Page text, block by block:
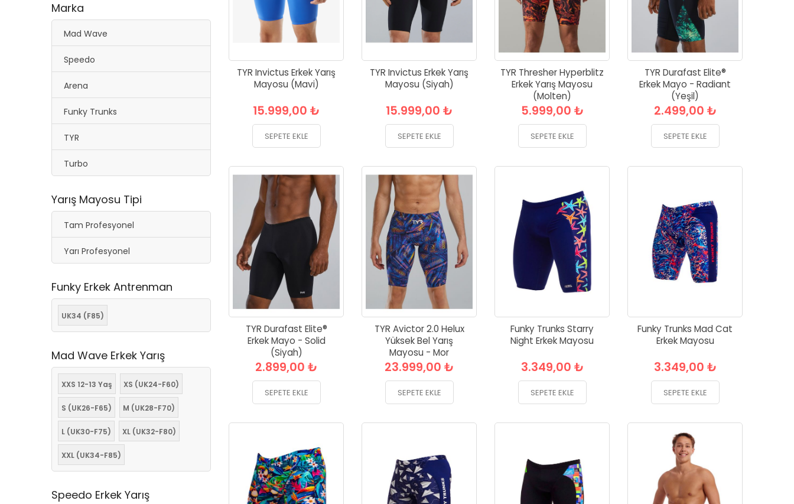
TYR Invictus Erkek Yarış
Mayosu (Mavi)
15.999,00 ₺
SEPETE EKLE
TYR Invictus Erkek Yarış
Mayosu (Siyah)
15.999,00 ₺
SEPETE EKLE
TYR Thresher Hyperblitz
Erkek Yarış Mayosu
(Molten)
5.999,00 ₺
SEPETE EKLE
TYR Durafast Elite®
Erkek Mayo - Radiant
(Yeşil)
2.499,00 ₺
SEPETE EKLE
TYR Durafast Elite®
Erkek Mayo - Solid
(Siyah)
2.899,00 ₺
SEPETE EKLE
TYR Avictor 2.0 Helux
Yüksek Bel Yarış
Mayosu - Mor
23.999,00 ₺
SEPETE EKLE
Funky Trunks Starry
Night Erkek Mayosu
3.349,00 ₺
SEPETE EKLE
Funky Trunks Mad Cat
Erkek Mayosu
3.349,00 ₺
SEPETE EKLE
Marka
Mad Wave
Speedo
Arena
Funky Trunks
TYR
Turbo
Yarış Mayosu Tipi
Tam Profesyonel
Yarı Profesyonel
Funky Erkek Antrenman
UK34 (F85)
Mad Wave Erkek Yarış
XXS 12-13 Yaş XS (UK24-F60)
S (UK26-F65) M (UK28-F70)
L (UK30-F75) XL (UK32-F80)
XXL (UK34-F85)
Speedo Erkek Yarış